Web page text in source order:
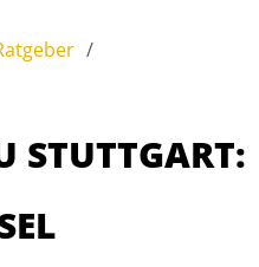
/
STUTTGART: